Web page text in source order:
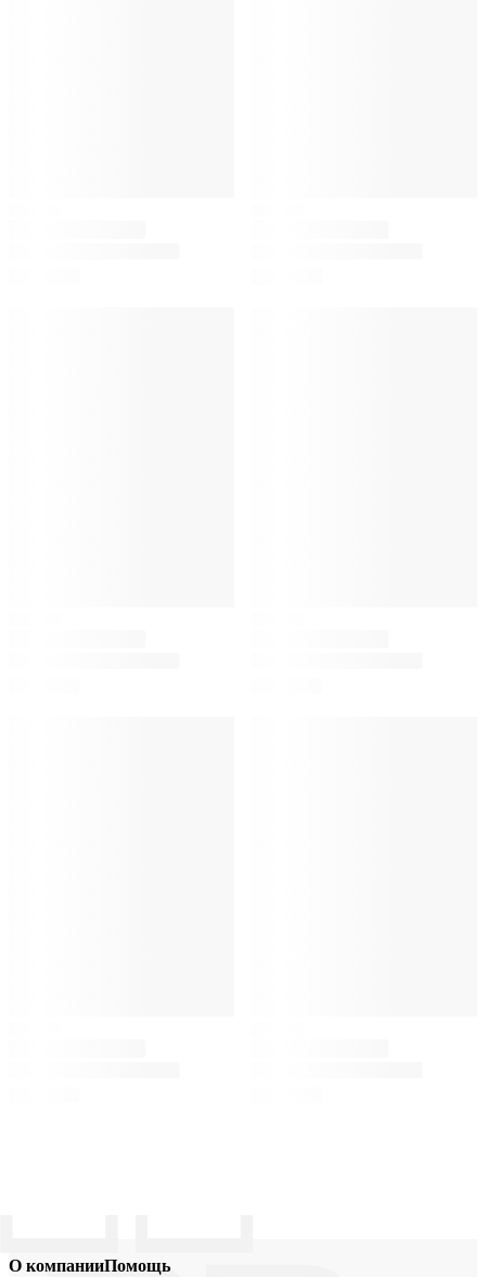
О компанииПомощь